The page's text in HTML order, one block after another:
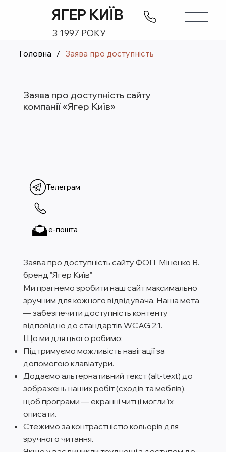
ЯГЕР КИЇВ
З 1997 РОКУ
Заява про доступність сайту
компанії «Ягер Київ»
Телеграм
е-пошта
Заява про доступність сайту ФОП Міненко В.
бренд "Ягер Київ"
Ми прагнемо зробити наш сайт максимально
зручним для кожного відвідувача. Наша мета
— забезпечити доступність контенту
відповідно до стандартів WCAG 2.1.
Що ми для цього робимо:
Підтримуємо можливість навігації за
допомогою клавіатури.
Додаємо альтернативний текст (alt-text) до
зображень наших робіт (сходів та меблів),
щоб програми — екранні читці могли їх
описати.
Стежимо за контрастністю кольорів для
зручного читання.
Головна / Заява про доступність